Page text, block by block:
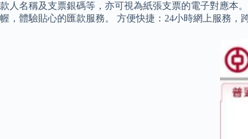
款人名稱及支票銀碼等，亦可視為紙張支票的電子對應本
幄，體驗貼心的匯款服務。 方便快捷：24小時網上服務，